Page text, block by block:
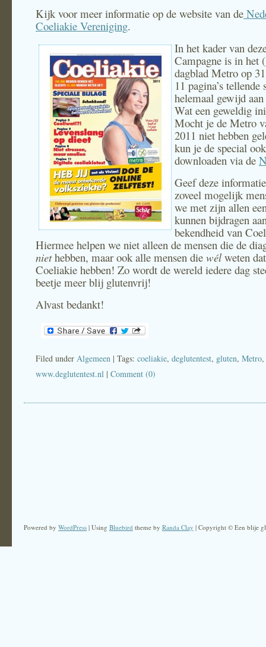
Kijk voor meer informatie op de website van de
Coeliakie Vereniging.
In het kader van
Campagne is in het
dagblad Metro op
11 pagina’s tellende
helemaal gewijd
Wat een geweldig
Mocht je de Metro
2011 niet hebben
kun je de special ook
downloaden via de
Geef deze
zoveel mogelijk
we met zijn allen
kunnen bijdragen
bekendheid van
Hiermee helpen we niet alleen de mensen die de
niethebben, maar ook alle mensen die wélweten
Coeliakie hebben! Zo wordt de wereld iedere dag
beetje meer blij glutenvrij!
Alvast bedankt!
Filed under Algemeen | Tags: coeliakie, deglutentest, gluten, Metro,
www.deglutentest.nl | Comment (0)
Powered by WordPress | Using Bluebird theme by Randa Clay | Copyright © Een blije